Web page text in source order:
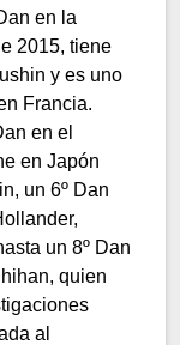
en la
2015, tiene
y es uno
Francia.
en el
en Japón
un 6º Dan
un 8º Dan
quien
al